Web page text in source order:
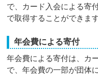
で、カード入会による寄
で取得することができます
年会費による寄付
年会費による寄付は、カ
で、年会費の一部が団体